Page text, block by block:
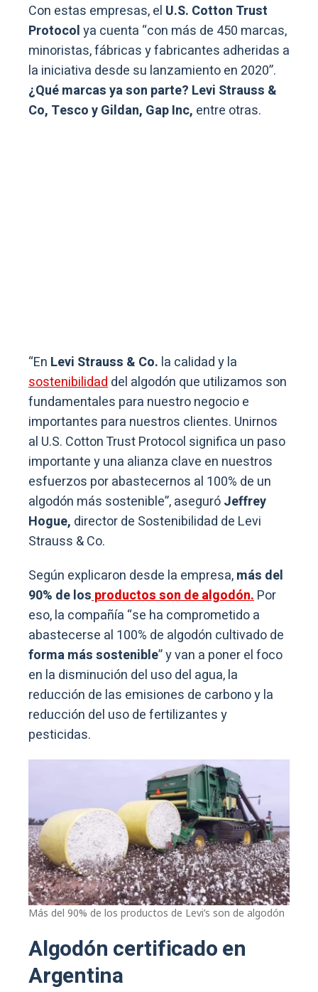
Con estas empresas, el U.S. Cotton Trust
Protocolya cuenta “con más de 450 marcas,
minoristas, fábricas y fabricantes adheridas a
la iniciativa desde su lanzamiento en 2020”.
¿Qué marcas ya son parte? Levi Strauss &
Co, Tesco y Gildan, Gap Inc, entre otras.
“En Levi Strauss & Co. la calidad y la
sostenibilidaddel algodón que utilizamos son
fundamentales para nuestro negocio e
importantes para nuestros clientes. Unirnos
al U.S. Cotton Trust Protocol significa un paso
importante y una alianza clave en nuestros
esfuerzos por abastecernos al 100% de un
algodón más sostenible”, aseguróJeffrey
Hogue, director de Sostenibilidad de Levi
Strauss & Co.
Según explicaron desde la empresa,más del
90% de losproductos son de algodón.Por
eso, la compañía “se ha comprometido a
abastecerse al 100% de algodón cultivado de
forma más sostenible” y van a poner el foco
en la disminución del uso del agua, la
reducción de las emisiones de carbono y la
reducción del uso de fertilizantes y
pesticidas.
Más del 90% de los productos de Levi’s son de algodón
Algodón certificado en
Argentina